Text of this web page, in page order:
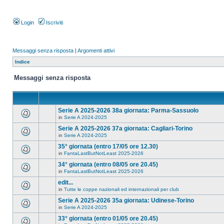
Login Iscriviti
Messaggi senza risposta | Argomenti attivi
Indice
Messaggi senza risposta
Serie A 2025-2026 38a giornata: Parma-Sassuolo
in Serie A 2024-2025
Serie A 2025-2026 37a giornata: Cagliari-Torino
in Serie A 2024-2025
35° giornata (entro 17/05 ore 12.30)
in FantaLastButNotLeast 2025-2026
34° giornata (entro 08/05 ore 20.45)
in FantaLastButNotLeast 2025-2026
edit...
in Tutte le coppe nazionali ed internazionali per club
Serie A 2025-2026 35a giornata: Udinese-Torino
in Serie A 2024-2025
33° giornata (entro 01/05 ore 20.45)